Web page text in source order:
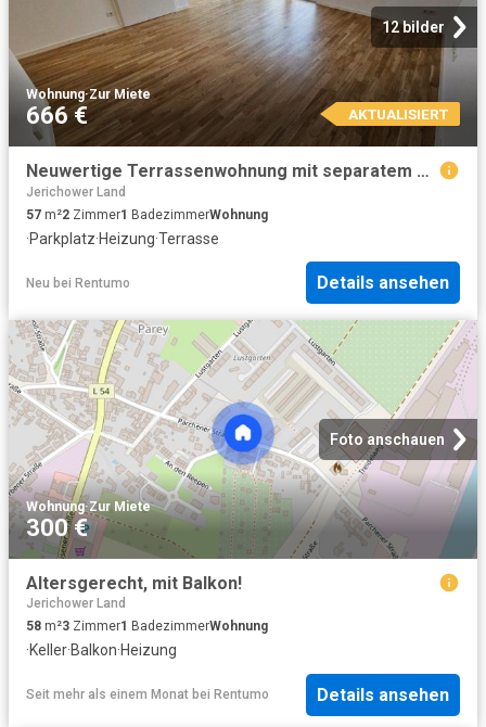
12 bilder
Wohnung·Zur Miete
666 € AKTUALISIERT
Neuwertige Terrassenwohnung mit separatem Zugang, Stellplatz und großzügiger Terrasse
Jerichower Land
57 m²2 Zimmer1 BadezimmerWohnung
·Parkplatz·Heizung·Terrasse
Neu bei Rentumo Details ansehen
Foto anschauen
Wohnung·Zur Miete
300 €
Altersgerecht, mit Balkon!
Jerichower Land
58 m²3 Zimmer1 BadezimmerWohnung
·Keller·Balkon·Heizung
Seit mehr als einem Monat bei Rentumo Details ansehen